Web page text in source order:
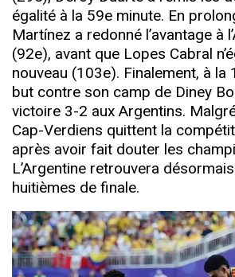
égalité à la 59e minute. En
Martínez a redonné l’avantage à
(92e), avant que Lopes Cabral
nouveau (103e). Finalement, à la
but contre son camp de Diney
victoire 3-2 aux Argentins.
Cap-Verdiens quittent la
après avoir fait douter les
L’Argentine retrouvera désormais
huitièmes de finale.